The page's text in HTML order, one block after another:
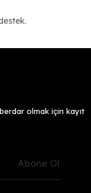
olmak için kayıt
Abone Ol